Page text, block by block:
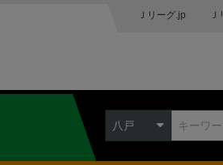
Ｊリーグ.jp
八戸